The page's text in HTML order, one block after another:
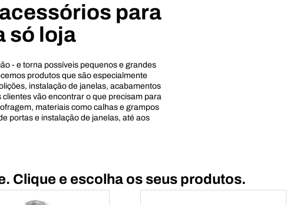
para
só loja
- e torna possíveis pequenos e grandes
produtos que são especialmente
instalação de janelas, acabamentos
vão encontrar o que precisam para
materiais como calhas e grampos
portas e instalação de janelas, até aos
Clique e escolha os seus produtos.